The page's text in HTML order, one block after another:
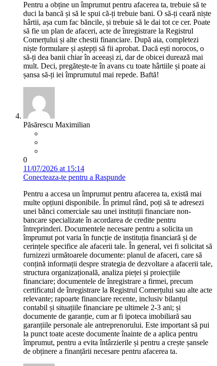
Pentru a obține un împrumut pentru afacerea ta, trebuie să te
duci la bancă și să le spui că-ți trebuie bani. O să-ți ceară niște
hârtii, așa cum fac băncile, și trebuie să le dai tot ce cer. Poate
să fie un plan de afaceri, acte de înregistrare la Registrul
Comerțului și alte chestii financiare. După aia, completezi
niște formulare și aștepți să fii aprobat. Dacă ești norocos, o
să-ți dea banii chiar în aceeași zi, dar de obicei durează mai
mult. Deci, pregătește-te în avans cu toate hârtiile și poate ai
șansa să-ți iei împrumutul mai repede. Baftă!
Păsărescu Maximilian
0
11/07/2026 at 15:14
Conecteaza-te pentru a Raspunde
Pentru a accesa un împrumut pentru afacerea ta, există mai
multe opțiuni disponibile. În primul rând, poți să te adresezi
unei bănci comerciale sau unei instituții financiare non-
bancare specializate în acordarea de credite pentru
întreprinderi. Documentele necesare pentru a solicita un
împrumut pot varia în funcție de instituția financiară și de
cerințele specifice ale afacerii tale. În general, vei fi solicitat să
furnizezi următoarele documente: planul de afaceri, care să
conțină informații despre strategia de dezvoltare a afacerii tale,
structura organizațională, analiza pieței și proiecțiile
financiare; documentele de înregistrare a firmei, precum
certificatul de înregistrare la Registrul Comerțului sau alte acte
relevante; rapoarte financiare recente, inclusiv bilanțul
contabil și situațiile financiare pe ultimele 2-3 ani; și
documente de garanție, cum ar fi ipoteca imobiliară sau
garanțiile personale ale antreprenorului. Este important să pui
la punct toate aceste documente înainte de a aplica pentru
împrumut, pentru a evita întârzierile și pentru a crește șansele
de obținere a finanțării necesare pentru afacerea ta.